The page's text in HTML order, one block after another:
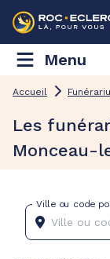
Menu
Accueil
Les
Monceau-
Ville ou code